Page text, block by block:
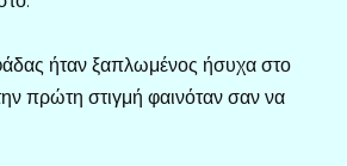
ήταν ξαπλωμένος ήσυχα στο
πρώτη στιγμή φαινόταν σαν να